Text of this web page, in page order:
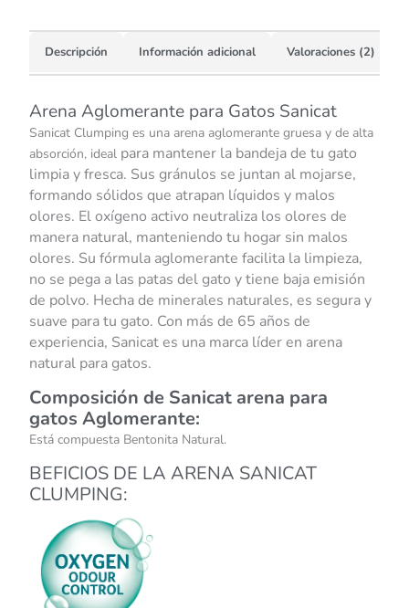
Descripción Información adicional Valoraciones (2)
Arena Aglomerante para Gatos Sanicat
Sanicat Clumping es una arena aglomerante gruesa y de alta
absorción, ideal para mantener la bandeja de tu gato
limpia y fresca. Sus gránulos se juntan al mojarse,
formando sólidos que atrapan líquidos y malos
olores. El oxígeno activo neutraliza los olores de
manera natural, manteniendo tu hogar sin malos
olores. Su fórmula aglomerante facilita la limpieza,
no se pega a las patas del gato y tiene baja emisión
de polvo. Hecha de minerales naturales, es segura y
suave para tu gato. Con más de 65 años de
experiencia, Sanicat es una marca líder en arena
natural para gatos.
Composición de Sanicat arena para
gatos Aglomerante:
Está compuesta Bentonita Natural.
BEFICIOS DE LA ARENA SANICAT
CLUMPING: